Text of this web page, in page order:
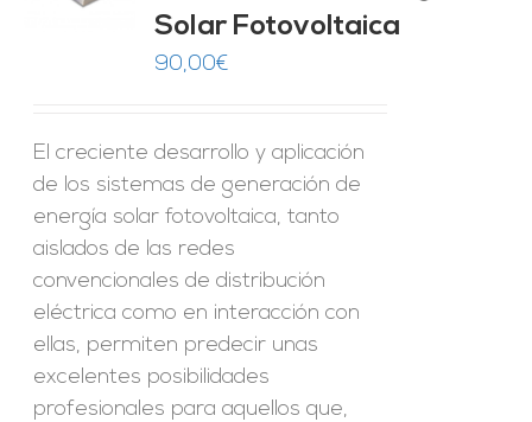
Solar Fotovoltaica
90,00€
El creciente desarrollo y aplicación
de los sistemas de generación de
energía solar fotovoltaica, tanto
aislados de las redes
convencionales de distribución
eléctrica como en interacción con
ellas, permiten predecir unas
excelentes posibilidades
profesionales para aquellos que,